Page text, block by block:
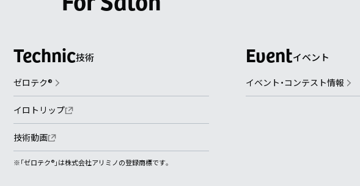
技術
ゼロテク®
イロトリップ
技術動画
※「ゼロテク®︎」は株式会社アリミノの登録商標です。
イベント
イベント・コンテスト情報